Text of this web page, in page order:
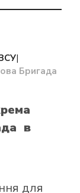
|
Бригада
в
для